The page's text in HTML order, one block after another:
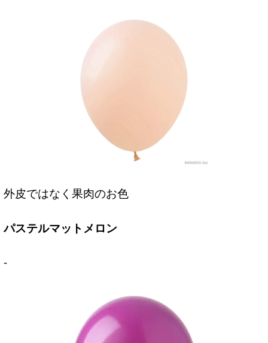
外皮ではなく果肉のお色
パステルマットメロン
-